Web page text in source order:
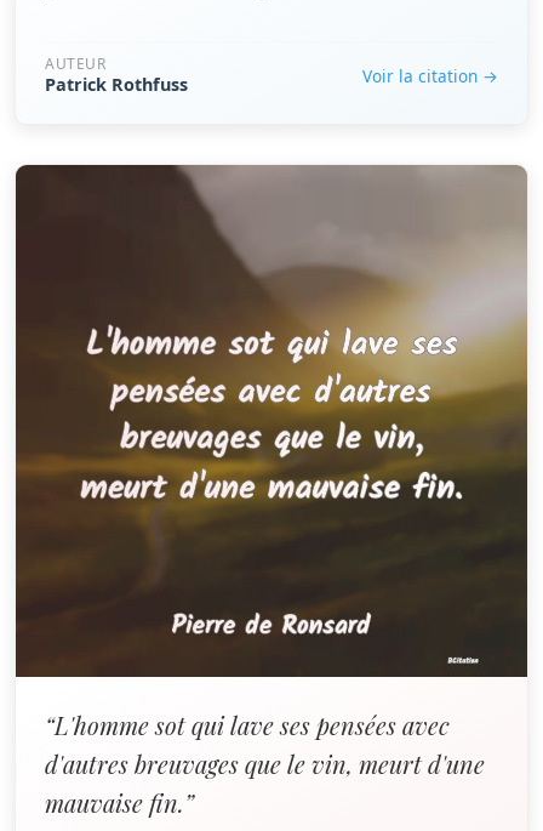
AUTEUR
Patrick Rothfuss Voir la citation →
“L'homme sot qui lave ses pensées avec
d'autres breuvages que le vin, meurt d'une
mauvaise fin.”